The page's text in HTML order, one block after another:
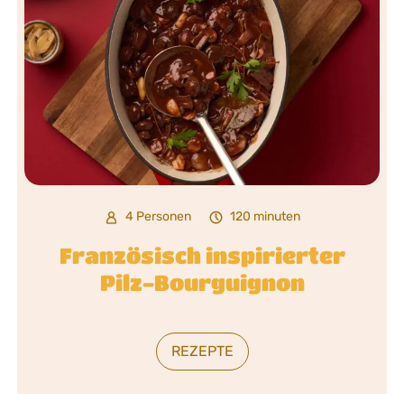
4 Personen 120 minuten
Französisch inspirierter
Pilz-Bourguignon
REZEPTE